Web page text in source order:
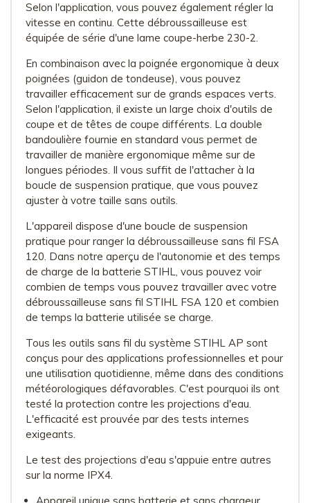
Selon l'application, vous pouvez également régler la
vitesse en continu. Cette débroussailleuse est
équipée de série d'une lame coupe-herbe 230-2.
En combinaison avec la poignée ergonomique à deux
poignées (guidon de tondeuse), vous pouvez
travailler efficacement sur de grands espaces verts.
Selon l'application, il existe un large choix d'outils de
coupe et de têtes de coupe différents. La double
bandoulière fournie en standard vous permet de
travailler de manière ergonomique même sur de
longues périodes. Il vous suffit de l'attacher à la
boucle de suspension pratique, que vous pouvez
ajuster à votre taille sans outils.
L'appareil dispose d'une boucle de suspension
pratique pour ranger la débroussailleuse sans fil FSA
120. Dans notre aperçu de l'autonomie et des temps
de charge de la batterie STIHL, vous pouvez voir
combien de temps vous pouvez travailler avec votre
débroussailleuse sans fil STIHL FSA 120 et combien
de temps la batterie utilisée se charge.
Tous les outils sans fil du système STIHL AP sont
conçus pour des applications professionnelles et pour
une utilisation quotidienne, même dans des conditions
météorologiques défavorables. C'est pourquoi ils ont
testé la protection contre les projections d'eau.
L'efficacité est prouvée par des tests internes
exigeants.
Le test des projections d'eau s'appuie entre autres
sur la norme IPX4.